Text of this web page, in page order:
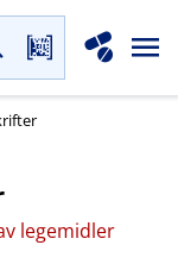
legemidler